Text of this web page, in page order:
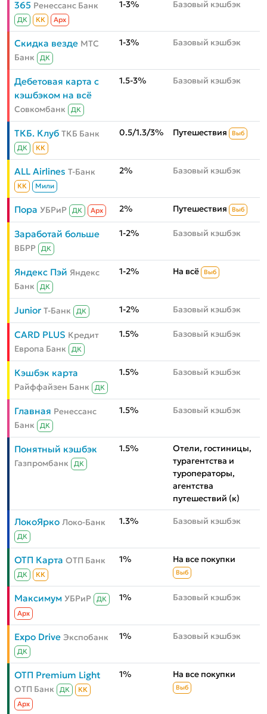
365 Ренессанс Банк
ДК КК Aрх
1-3% Базовый кэшбэк
Скидка везде МТС
Банк
ДК
1-3% Базовый кэшбэк
Дебетовая карта с
кэшбэком на всё
Совкомбанк ДК
1.5-3% Базовый кэшбэк
ТКБ. Клуб ТКБ Банк
ДК КК
0.5/1.3/3% Путешествия Выб
ALL Airlines Т-Банк
КК Мили
2% Базовый кэшбэк
Пора УБРиР ДК Aрх 2% Путешествия Выб
Заработай больше
ВБРР ДК
1-2% Базовый кэшбэк
Яндекс Пэй Яндекс
Банк
ДК
1-2% На всё Выб
Junior Т-Банк ДК 1-2% Базовый кэшбэк
CARD PLUS Кредит
Европа Банк
ДК
1.5% Базовый кэшбэк
Кэшбэк карта
Райффайзен Банк ДК
1.5% Базовый кэшбэк
Главная Ренессанс
Банк
ДК
1.5% Базовый кэшбэк
Понятный кэшбэк
Газпромбанк ДК
1.5%
Отели, гостиницы,
турагентства и
туроператоры,
агентства
путешествий (к)
ЛокоЯрко Локо-Банк
ДК
1.3% Базовый кэшбэк
ОТП Карта ОТП Банк
ДК КК
1% На все покупки
Выб
Максимум УБРиР
ДК
Aрх
1% Базовый кэшбэк
Expo Drive Экспобанк
ДК
1% Базовый кэшбэк
ОТП Premium Light
ОТП Банк ДК
КК
Aрх
1% На все покупки
Выб